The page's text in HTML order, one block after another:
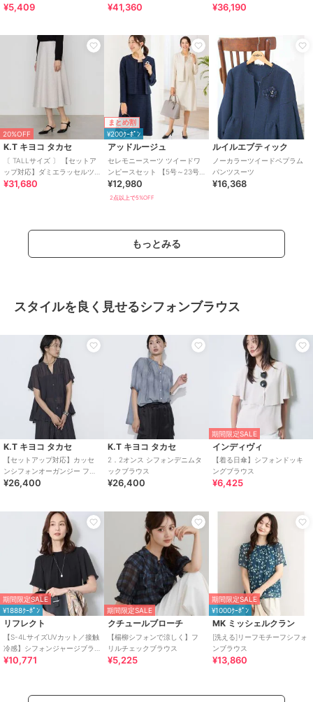
¥5,409
ド ジャケット
¥41,360 ¥36,190
20%OFF
K.T キヨコ タカセ
〔 TALLサイズ 〕 【セットア
ップ対応】ダミエラッセルツ
イードフレアースカート
¥31,680
まとめ割
¥200ｸｰﾎﾟﾝ
アッドルージュ
セレモニースーツ ツイードワ
ンピースセット 【5号～23号
ABR】
¥12,980
2点以上で5%OFF
ルイルエブティック
ノーカラーツイードペプラム
パンツスーツ
¥16,368
もっとみる
スタイルを良く見せるシフォンブラウス
K.T キヨコ タカセ
【セットアップ対応】カッセ
ンシフォンオーガンジー フレ
アブラウス
¥26,400
K.T キヨコ タカセ
2．2オンス シフォンデニムタ
ックブラウス
¥26,400
期間限定SALE
インディヴィ
【着る日傘】シフォンドッキ
ングブラウス
¥6,425
期間限定SALE
¥1888ｸｰﾎﾟﾝ
リフレクト
【S-4LサイズUVカット／接触
冷感】シフォンジャージブラ
ウス
¥10,771
期間限定SALE
クチュールブローチ
【楊柳シフォンで涼しく】フ
リルチェックブラウス
¥5,225
期間限定SALE
¥1000ｸｰﾎﾟﾝ
MK ミッシェルクラン
[洗える]リーフモチーフシフォ
ンブラウス
¥13,860